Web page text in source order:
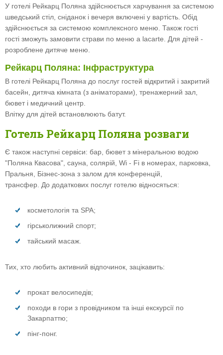
У готелі Рейкарц Поляна здійснюється харчування за системою
шведський стіл, сніданок і вечеря включені у вартість. Обід
здійснюється за системою комплексного меню. Також гості
гості зможуть замовити страви по меню a lacarte. Для дітей -
розроблене дитяче меню.
Рейкарц Поляна: Інфраструктура
В готелі Рейкарц Поляна до послуг гостей відкритий і закритий
басейн, дитяча кімната (з аніматорами), тренажерний зал,
бювет і медичний центр.
Влітку для дітей встановлюють батут.
Готель Рейкарц Поляна розваги
Є також наступні сервіси: бар, бювет з мінеральною водою
"Поляна Квасова", сауна, солярій, Wi - Fi в номерах, парковка,
Пральня, Бізнес-зона з залом для конференцій,
трансфер. До додаткових послуг готелю відносяться:
косметологія та SPA;
гірськолижний спорт;
тайський масаж.
Тих, хто любить активний відпочинок, зацікавить:
прокат велосипедів;
походи в гори з провідником та інші екскурсії по
Закарпаттю;
пінг-понг.